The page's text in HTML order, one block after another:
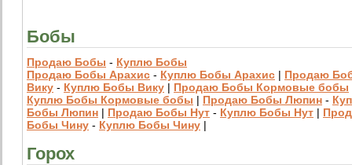
Бобы
Продаю Бобы - Куплю Бобы
Продаю Бобы Арахис - Куплю Бобы Арахис | Продаю
Вику - Куплю Бобы Вику | Продаю Бобы Кормовые бобы
Куплю Бобы Кормовые бобы | Продаю Бобы Люпин -
Бобы Люпин | Продаю Бобы Нут - Куплю Бобы Нут |
Бобы Чину - Куплю Бобы Чину |
Горох